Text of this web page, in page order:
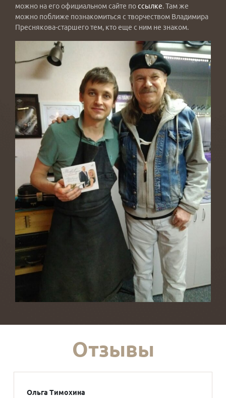
можно на его официальном сайте поссылке. Там же
можно поближе познакомиться с творчеством Владимира
Преснякова-старшего тем, кто еще с ним не знаком.
Отзывы
Ольга Тимохина